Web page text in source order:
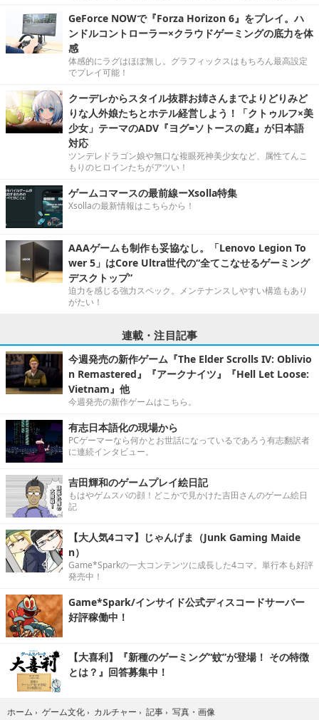
GeForce NOWで『Forza Horizon 6』をプレイ。ハ
ンドルコントローラー×クラウドゲーミングの底力を体
感
体感的にラグはほぼ無し。グラフィックスはもちろん最高設定
でプレイ可能！
クーデレからスタイル抜群お姉さんまでよりどりみど
りな人外娘たちとホテル経営しよう！「クトゥルフ×美
少女」テーマのADV『ヨグ=ソトースの庭』が日本語
対応
ツンデレドラゴン娘や無口な複眼死神美少女など、属性てんこ
もりのヒロインたちがアツい！
ゲームコマースの最前線ーXsolla特集
Xsollaの最新情報はこちらから！
AAAゲームも制作も妥協なし。「Lenovo Legion To
wer 5」はCore Ultra世代の“全てこなせるゲーミング
デスクトップ”
迫力を感じる強力スペック。メンテナンスしやすい構造もあり
がたい！
連載・注目記事
今週発売の新作ゲーム『The Elder Scrolls IV: Oblivio
n Remastered』『アークナイツ』『Hell Let Loose:
Vietnam』他
今週発売の新作ゲームはこちら。
有志日本語化の現場から
PCゲーマーなら何かとお世話になっているであろう有志翻訳者
に連続インタビュー。
吉田輝和のゲームプレイ絵日記
もはやゲムスパの顔！どこかで見かけた吉田さんのゲーム絵日
記
【大人気4コマ】じゃんげま（Junk Gaming Maide
n）
Game*Sparkの一大コンテンツに成長した4コマ。単行本も好評
発売中！
Game*Spark/インサイド公式ディスコードサーバー
好評稼働中！
【大喜利】『新種のゲーミング“蚊”が登場！ その特徴
とは？』回答募集中！
ホーム › ゲーム文化 › カルチャー › 記事 › 写真・画像